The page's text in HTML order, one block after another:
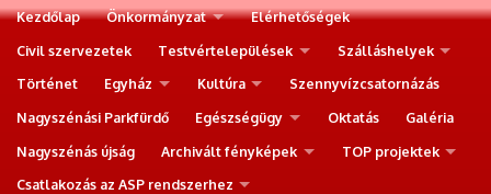
Kezdőlap Önkormányzat
Elérhetőségek
Civil szervezetek
Testvértelepülések
Szálláshelyek
Történet
Egyház Kultúra
Szennyvízcsatornázás
Nagyszénási Parkfürdő
Egészségügy Oktatás
Galéria
Nagyszénás újság
Archivált fényképek
TOP projektek
Csatlakozás az ASP rendszerhez